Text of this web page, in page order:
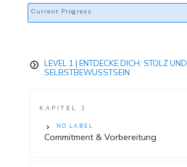
Current Progress
LEVEL 1 | ENTDECKE DICH: STOLZ UND
SELBSTBEWUSSTSEIN
KAPITEL 1
NO LABEL
Commitment & Vorbereitung